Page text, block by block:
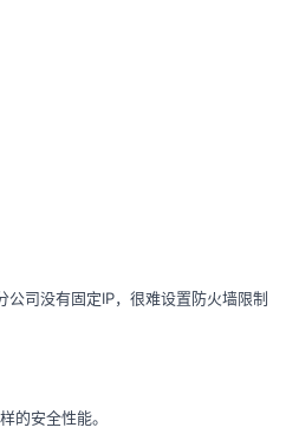
司没有固定IP，很难设置防火墙限制
的安全性能。